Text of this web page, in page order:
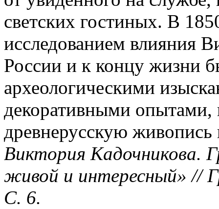
светских гостиных. В
исследованием влияния
России и к концу жизни
археологическими
декоративными опытами,
древнерусскую живопись
Виктория Кадочникова.
живой и интересный» //
С. 6.